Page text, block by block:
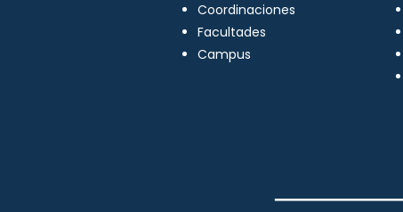
Coordinaciones
Facultades
Campus